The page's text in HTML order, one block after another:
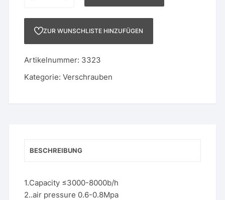
Deckelzuführung
Menge
ZUR WUNSCHLISTE HINZUFÜGEN
Artikelnummer: 3323
Kategorie:Verschrauben
BESCHREIBUNG
1.Capacity ≤3000-8000b/h
2..air pressure 0.6-0.8Mpa